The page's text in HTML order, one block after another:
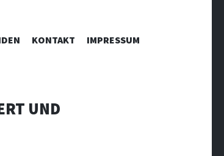
KONTAKT IMPRESSUM
UND